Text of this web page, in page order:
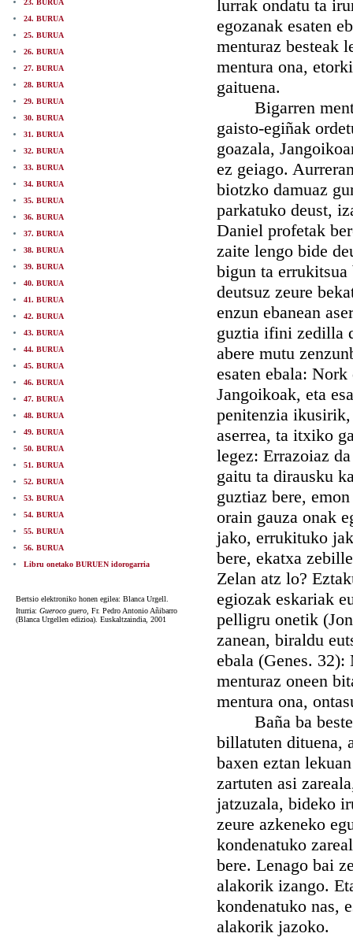
23. BURUA
24. BURUA
25. BURUA
26. BURUA
27. BURUA
28. BURUA
29. BURUA
30. BURUA
31. BURUA
32. BURUA
33. BURUA
34. BURUA
35. BURUA
36. BURUA
37. BURUA
38. BURUA
39. BURUA
40. BURUA
41. BURUA
42. BURUA
43. BURUA
44. BURUA
45. BURUA
46. BURUA
47. BURUA
48. BURUA
49. BURUA
50. BURUA
51. BURUA
52. BURUA
53. BURUA
54. BURUA
55. BURUA
56. BURUA
Libru onetako BURUEN idorogarria
Bertsio elektroniko honen egilea: Blanca Urgell.
Iturria: Gueroco guero, Fr. Pedro Antonio Añibarro
(Blanca Urgellen edizioa). Euskaltzaindia, 2001
lurrak ondatu ta
egozanak esaten
menturaz besteak
mentura ona,
gaituena.
Bigarren
gaisto-egiñak
goazala,
ez geiago.
biotzko damuaz
parkatuko deust,
Daniel profetak
zaite lengo bide
bigun ta errukitsua
deutsuz zeure
enzun ebanean
guztia ifini zedilla
abere mutu
esaten ebala:
Jangoikoak, eta
penitenzia
aserrea, ta itxiko
legez: Errazoiaz
gaitu ta dirausku
guztiaz bere,
orain gauza onak
jako, errukituko
bere, ekatxa
Zelan atz lo?
egiozak eskariak
pelligru onetik
zanean, biraldu
ebala (Genes. 32):
menturaz oneen
mentura ona,
Baña ba
billatuten dituena,
baxen eztan
zartuten asi
jatzuzala, bideko
zeure azkeneko
kondenatuko
bere. Lenago bai
alakorik izango.
kondenatuko nas,
alakorik jazoko.